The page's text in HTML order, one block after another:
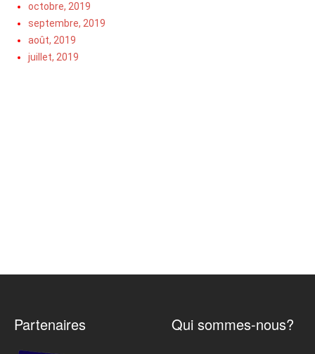
octobre, 2019
septembre, 2019
août, 2019
juillet, 2019
Partenaires Qui sommes-nous?